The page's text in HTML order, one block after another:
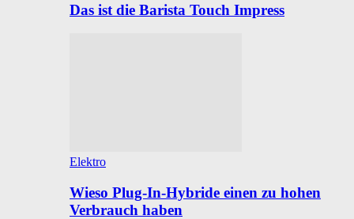
Das ist die Barista Touch Impress
Elektro
Wieso Plug-In-Hybride einen zu hohen
Verbrauch haben